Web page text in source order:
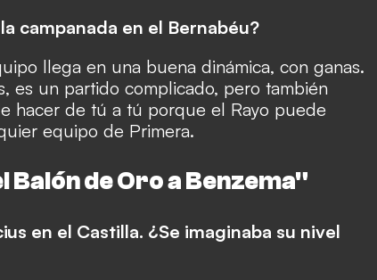
campanada en el Bernabéu?
llega en una buena dinámica, con ganas.
es un partido complicado, pero también
hacer de tú a tú porque el Rayo puede
equipo de Primera.
Balón de Oro a Benzema"
en el Castilla. ¿Se imaginaba su nivel